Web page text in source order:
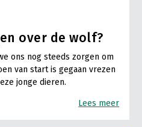
over de wolf?
ons nog steeds zorgen om
van start is gegaan vrezen
jonge dieren.
Lees meer